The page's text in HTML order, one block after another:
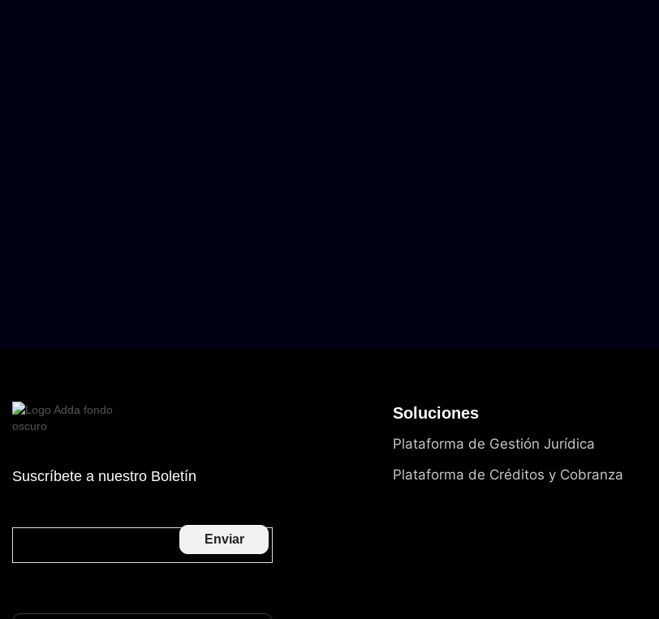
Suscríbete a nuestro Boletín
Soluciones
Plataforma de Gestión Jurídica
Plataforma de Créditos y Cobranza